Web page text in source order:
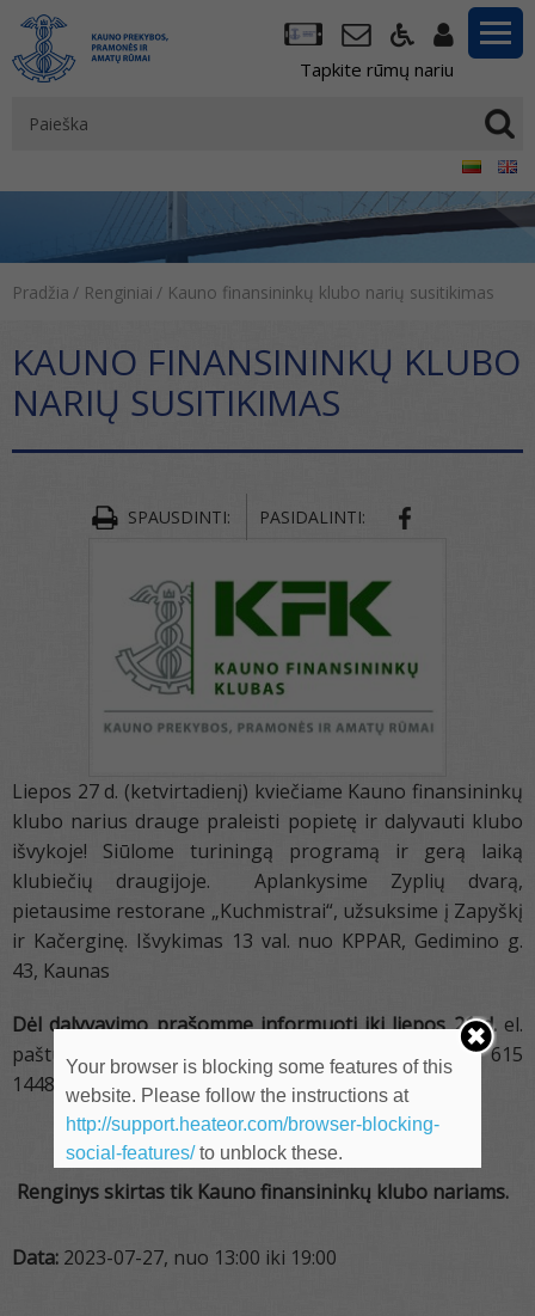
Tapkite rūmų nariu
Pradžia / Renginiai / Kauno finansininkų klubo narių susitikimas
KAUNO FINANSININKŲ KLUBO
NARIŲ SUSITIKIMAS
SPAUSDINTI: PASIDALINTI:
Liepos 27 d. (ketvirtadienį) kviečiame Kauno finansininkų
klubo narius drauge praleisti popietę ir dalyvauti klubo
išvykoje! Siūlome turiningą programą ir gerą laiką
klubiečių draugijoje.Aplankysime Zyplių dvarą,
pietausime restorane „Kuchmistrai“, užsuksime į Zapyškį
ir Kačerginę. Išvykimas 13 val. nuo KPPAR, Gedimino g.
43, Kaunas
Dėl dalyvavimo prašomme informuoti iki liepos 21 d. el.
paštuvera.mileikiene@chamber.lt
arba tel. +370 615
14483.
Renginys skirtas tik Kauno finansininkų klubo nariams.
Data: 2023-07-27, nuo 13:00 iki 19:00
Your browser is blocking some features of this
website. Please follow the instructions at
http://support.heateor.com/browser-blocking-
social-features/to unblock these.